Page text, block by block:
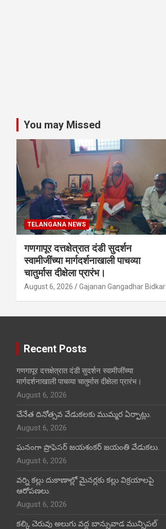
You may Missed
TELANGANA NEWS
गणगापूर दत्तक्षेत्रात दंडी सुदर्शन
स्वामीजींच्या मार्गदर्शनाखाली पाचव्या
चातुर्मास दीक्षेला प्रारंभ।
August 6, 2026 Gajanan Gangadhar Bidkar
Recent Posts
गणगापूर दत्तक्षेत्रात दंडी सुदर्शन स्वामीजींच्या
मार्गदर्शनाखाली पाचव्या चातुर्मास दीक्षेला प्रारंभ।
August 6, 2026
చేనేత దినోత్సవ వేడుకలకు ముమ్మర ఏర్పాట్లు.
August 6, 2026
ఘనంగా ప్రొఫెసర్ జయశంకర్ జయంతి వేడుకలు.
August 6, 2026
వర్ని కల్లు దుకాణాల్లో మైనర్లకు కల్లు విక్రయాలపై
ఆరోపణలు.
August 6, 2026
కల్కి చెరువు అలుగు వద్ద బాన్సువాడ మున్సిపల్